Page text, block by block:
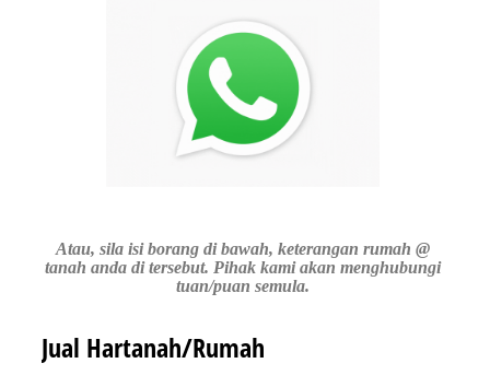
Atau, sila isi borang di bawah, keterangan rumah @
tanah anda di tersebut. Pihak kami akan menghubungi
tuan/puan semula.